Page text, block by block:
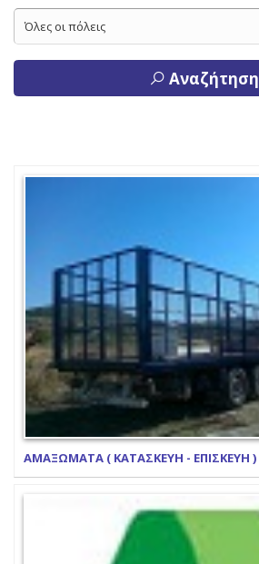
Αναζήτηση
ΑΜΑΞΩΜΑΤΑ ( ΚΑΤΑΣΚΕΥΗ - ΕΠΙΣΚΕΥΗ )